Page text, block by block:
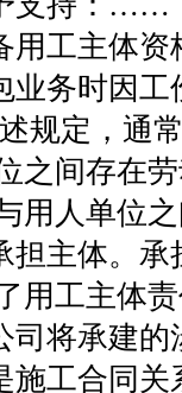
用工主体
业务时因
规定，通
之间存在
用人单位
担主体。
用工主体
司将承建
施工合同